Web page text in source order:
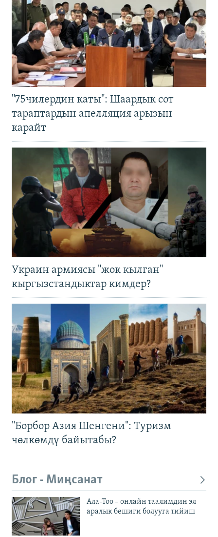
"75чилердин каты": Шаардык сот
тараптардын апелляция арызын
карайт
Украин армиясы "жок кылган"
кыргызстандыктар кимдер?
"Борбор Азия Шенгени": Туризм
чөлкөмдү байытабы?
Блог - Миңсанат
Ала-Тоо – онлайн таалимдин эл
аралык бешиги болууга тийиш